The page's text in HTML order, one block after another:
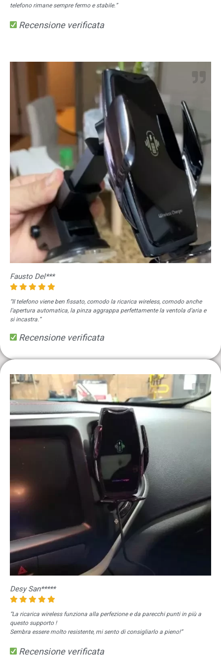
telefono rimane sempre fermo e stabile.”
Recensione verificata
Fausto Del***
“Il telefono viene ben fissato, comodo la ricarica wireless, comodo anche
l’apertura automatica, la pinza aggrappa perfettamente la ventola d’aria e
si incastra.”
Recensione verificata
Desy San*****
“La ricarica wireless funziona alla perfezione e da parecchi punti in più a
questo supporto !
Sembra essere molto resistente, mi sento di consigliarlo a pieno!”
Recensione verificata